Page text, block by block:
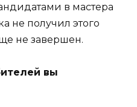
в мастера
не получил этого
не завершен.
вы